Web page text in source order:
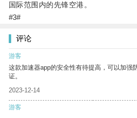
国际范围内的先锋空港。
#3#
评论
游客
这款加速器app的安全性有待提高，可以加强
证。
2023-12-14
游客